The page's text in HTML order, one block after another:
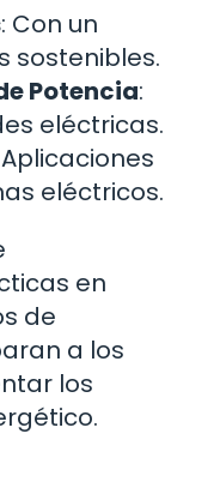
: Con un
sostenibles.
Potencia:
eléctricas.
Aplicaciones
eléctricos.
en
de
a los
los